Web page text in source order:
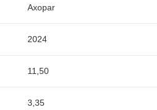
Axopar
2024
11,50
3,35